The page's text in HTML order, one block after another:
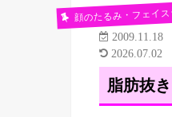
顔のたるみ・フェイ
2009.11.18
2026.07.02
脂肪抜